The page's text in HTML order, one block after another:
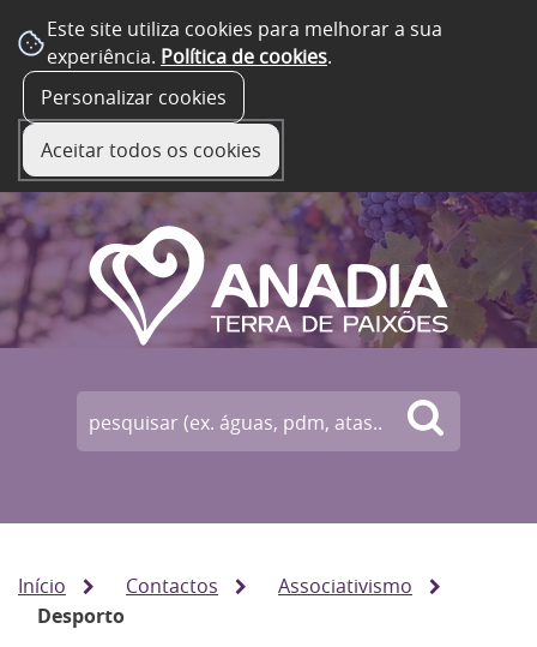
Este site utiliza cookies para melhorar a sua
experiência. Política de cookies.
Personalizar cookies
Aceitar todos os cookies
Início Contactos
Associativismo
Desporto